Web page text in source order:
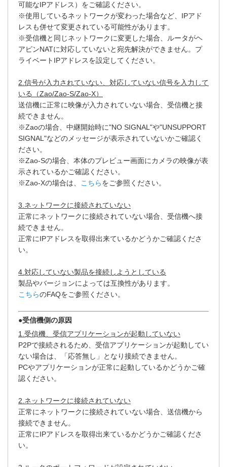
可能なIPアドレス）をご確認ください。
※使用しているネットワークが変わった場合など、IPアド
レスも併せて変更されている可能性があります。
※受信機と同じネットワークに変更した場合、ルータがヘ
アピンNATに対応していないと宛先解決ができません。プ
ライベートIPアドレスを設定してください。
2.信号が入力されていない、対応していない信号を入力して
いる（Zao/Zao-S/Zao-X）
送信機に正常に映像が入力されていない場合、受信機と接
続できません。
※Zaoの場合、中継開始時に"NO SIGNAL"や"UNSUPPORT
SIGNAL"などのメッセージが表示されていないかご確認く
ださい。
※Zao-Sの場合、本体のプレビュー画面にカメラの映像が表
示されているかご確認ください。
※Zao-Xの場合は、 こちらをご参照ください。
3.ネットワークに接続されていない
正常にネットワークに接続されていない場合、受信機へ接
続できません。
正常にIPアドレスを取得出来ているかどうかご確認くださ
い。
4.対応していない製品を接続しようとしている
製品やバージョンによっては互換性があります。
こちらのFAQをご参照ください。
●受信機側の原因
1.受信機、受信アプリケーションが起動していない
P2Pで接続されるため、受信アプリケーションが起動してい
ない場合は、「応答無し」となり接続できません。
PCやアプリケーションが正常に起動しているかどうかご確
認ください。
2.ネットワークに接続されていない
正常にネットワークに接続されていない場合、送信機から
接続できません。
正常にIPアドレスを取得出来ているかどうかご確認くださ
い。